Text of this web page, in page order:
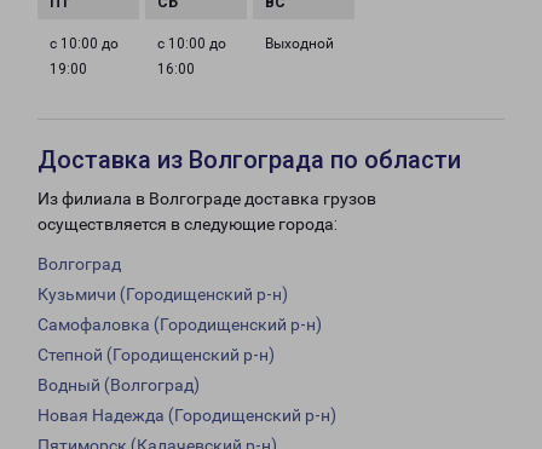
с 10:00 до
19:00
с 10:00 до
16:00
Выходной
Доставка из Волгограда по области
Из филиала в Волгограде доставка грузов
осуществляется в следующие города:
Волгоград
Кузьмичи (Городищенский р-н)
Самофаловка (Городищенский р-н)
Степной (Городищенский р-н)
Водный (Волгоград)
Новая Надежда (Городищенский р-н)